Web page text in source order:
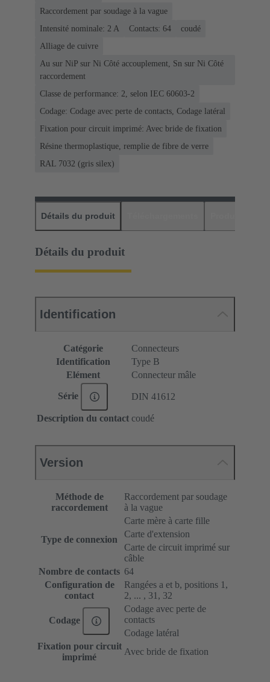
Raccordement par soudage à la vague
Intensité nominale: ‌2 A
Contacts: 64
coudé
Alliage de cuivre
Au sur NiP sur Ni Côté accouplement, Sn sur Ni Côté
raccordement
Classe de performance: 2, selon IEC 60603-2
Codage: Codage avec perte de contacts, Codage latéral
Fixation pour circuit imprimé: Avec bride de fixation
Résine thermoplastique, remplie de fibre de verre
RAL 7032 (gris silex)
Détails du produit
Détails du produit
Identification
Catégorie
Connecteurs
Identification
Type B
Elément
Connecteur mâle
Série DIN 41612
Description du contact coudé
Version
Méthode de
raccordement
Raccordement par soudage
à la vague
Type de connexion
Carte mère à carte fille
Carte d'extension
Carte de circuit imprimé sur
câble
Nombre de contacts 64
Configuration de
contact
Rangées a et b, positions 1,
2, ... , 31, 32
Codage
Codage avec perte de
contacts
Codage latéral
Fixation pour circuit
imprimé
Avec bride de fixation